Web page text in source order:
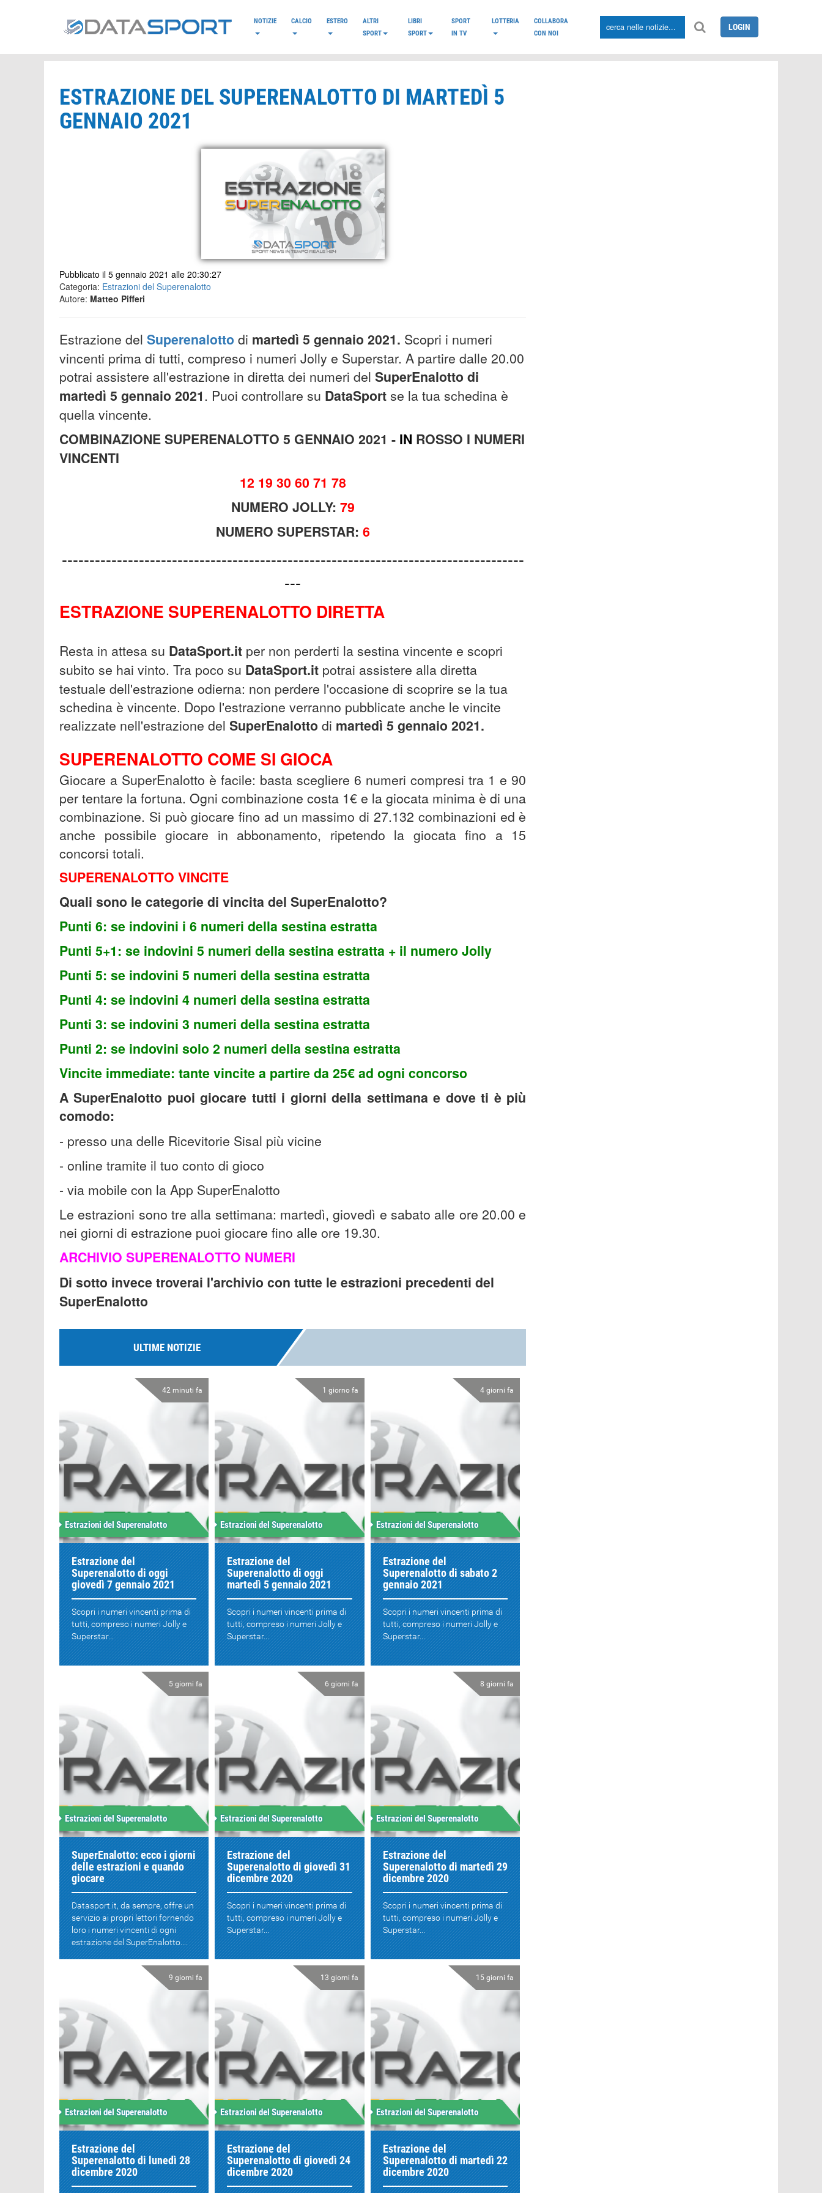
NOTIZIE CALCIO ESTERO
ALTRI
SPORT
LIBRI
SPORT
SPORT
IN TV
LOTTERIA
COLLABORA
CON NOI
LOGIN
ESTRAZIONE DEL SUPERENALOTTO DI MARTEDÌ 5
GENNAIO 2021
Pubblicato il 5 gennaio 2021 alle 20:30:27
Categoria: Estrazioni del Superenalotto
Autore: Matteo Pifferi
Estrazione del Superenalotto di martedì 5 gennaio 2021. Scopri i numeri
vincenti prima di tutti, compreso i numeri Jolly e Superstar. A partire dalle 20.00
potrai assistere all'estrazione in diretta dei numeri del SuperEnalotto di
martedì 5 gennaio 2021. Puoi controllare su DataSport se la tua schedina è
quella vincente.
COMBINAZIONE SUPERENALOTTO 5 GENNAIO 2021 - IN ROSSO I NUMERI
VINCENTI
12 19 30 60 71 78
NUMERO JOLLY: 79
NUMERO SUPERSTAR: 6
------------------------------------------------------------------------------------
---
ESTRAZIONE SUPERENALOTTO DIRETTA
Resta in attesa su DataSport.it per non perderti la sestina vincente e scopri
subito se hai vinto. Tra poco su DataSport.it potrai assistere alla diretta
testuale dell'estrazione odierna: non perdere l'occasione di scoprire se la tua
schedina è vincente. Dopo l'estrazione verranno pubblicate anche le vincite
realizzate nell'estrazione del SuperEnalotto di martedì 5 gennaio 2021.
SUPERENALOTTO COME SI GIOCA
Giocare a SuperEnalotto è facile: basta scegliere 6 numeri compresi tra 1 e 90
per tentare la fortuna. Ogni combinazione costa 1€ e la giocata minima è di una
combinazione. Si può giocare fino ad un massimo di 27.132 combinazioni ed è
anche possibile giocare in abbonamento, ripetendo la giocata fino a 15
concorsi totali.
SUPERENALOTTO VINCITE
Quali sono le categorie di vincita del SuperEnalotto?
Punti 6: se indovini i 6 numeri della sestina estratta
Punti 5+1: se indovini 5 numeri della sestina estratta + il numero Jolly
Punti 5: se indovini 5 numeri della sestina estratta
Punti 4: se indovini 4 numeri della sestina estratta
Punti 3: se indovini 3 numeri della sestina estratta
Punti 2: se indovini solo 2 numeri della sestina estratta
Vincite immediate: tante vincite a partire da 25€ ad ogni concorso
A SuperEnalotto puoi giocare tutti i giorni della settimana e dove ti è più
comodo:
- presso una delle Ricevitorie Sisal più vicine
- online tramite il tuo conto di gioco
- via mobile con la App SuperEnalotto
Le estrazioni sono tre alla settimana: martedì, giovedì e sabato alle ore 20.00 e
nei giorni di estrazione puoi giocare fino alle ore 19.30.
ARCHIVIO SUPERENALOTTO NUMERI
Di sotto invece troverai l'archivio con tutte le estrazioni precedenti del
SuperEnalotto
ULTIME NOTIZIE
42 minuti fa
Estrazioni del Superenalotto
Estrazione del
Superenalotto di oggi
giovedì 7 gennaio 2021
Scopri i numeri vincenti prima di
tutti, compreso i numeri Jolly e
Superstar...
1 giorno fa
Estrazioni del Superenalotto
Estrazione del
Superenalotto di oggi
martedì 5 gennaio 2021
Scopri i numeri vincenti prima di
tutti, compreso i numeri Jolly e
Superstar...
4 giorni fa
Estrazioni del Superenalotto
Estrazione del
Superenalotto di sabato 2
gennaio 2021
Scopri i numeri vincenti prima di
tutti, compreso i numeri Jolly e
Superstar...
5 giorni fa
Estrazioni del Superenalotto
SuperEnalotto: ecco i giorni
delle estrazioni e quando
giocare
Datasport.it, da sempre, offre un
servizio ai propri lettori fornendo
loro i numeri vincenti di ogni
estrazione del SuperEnalotto....
6 giorni fa
Estrazioni del Superenalotto
Estrazione del
Superenalotto di giovedì 31
dicembre 2020
Scopri i numeri vincenti prima di
tutti, compreso i numeri Jolly e
Superstar...
8 giorni fa
Estrazioni del Superenalotto
Estrazione del
Superenalotto di martedì 29
dicembre 2020
Scopri i numeri vincenti prima di
tutti, compreso i numeri Jolly e
Superstar...
9 giorni fa
Estrazioni del Superenalotto
Estrazione del
Superenalotto di lunedì 28
dicembre 2020
13 giorni fa
Estrazioni del Superenalotto
Estrazione del
Superenalotto di giovedì 24
dicembre 2020
15 giorni fa
Estrazioni del Superenalotto
Estrazione del
Superenalotto di martedì 22
dicembre 2020